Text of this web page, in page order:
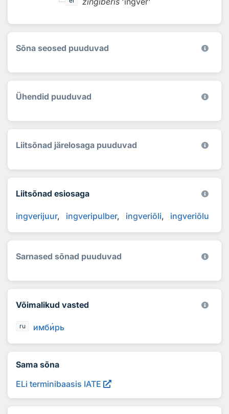
Sõna seosed puuduvad
Ühendid puuduvad
Liitsõnad järelosaga puuduvad
Liitsõnad esiosaga
ingverijuur ingveripulber ingveriõli ingveriõlu
Sarnased sõnad puuduvad
Võimalikud vasted
ru имбирь
Sama sõna
ELi terminibaasis IATE